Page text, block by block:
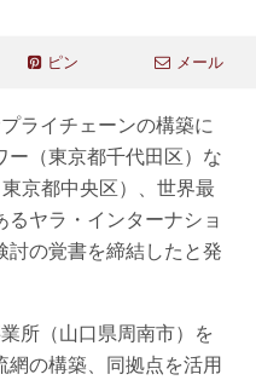
ピン メール
ライチェーンの構築に
（東京都千代田区）な
京都中央区）、世界最
ヤラ・インターナショ
の覚書を締結したと発
所（山口県周南市）を
の構築、同拠点を活用